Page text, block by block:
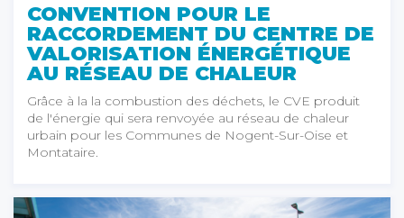
CONVENTION POUR LE
RACCORDEMENT DU CENTRE DE
VALORISATION ÉNERGÉTIQUE
AU RÉSEAU DE CHALEUR
Grâce à la la combustion des déchets, le CVE produit
de l'énergie qui sera renvoyée au réseau de chaleur
urbain pour les Communes de Nogent-Sur-Oise et
Montataire.